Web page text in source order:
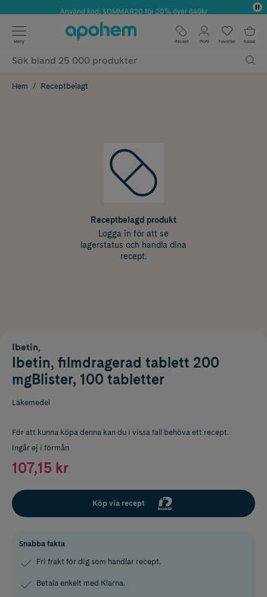
Använd kod: SOMMAR20 för 20% över 649kr
✓ Fri frakt
✓ Poäng på alla köp*
Meny Recept Profil Favoriter Kassa
Hem Receptbelagt
Receptbelagd produkt
Logga in för att se
lagerstatus och handla dina
recept.
Ibetin,
Ibetin, filmdragerad tablett 200
mgBlister, 100 tabletter
Läkemedel
För att kunna köpa denna kan du i vissa fall behöva ett recept.
Ingår ej i förmån
107,15 kr
Köp via recept
Snabba fakta
Fri frakt för dig som handlar recept.
Betala enkelt med Klarna.